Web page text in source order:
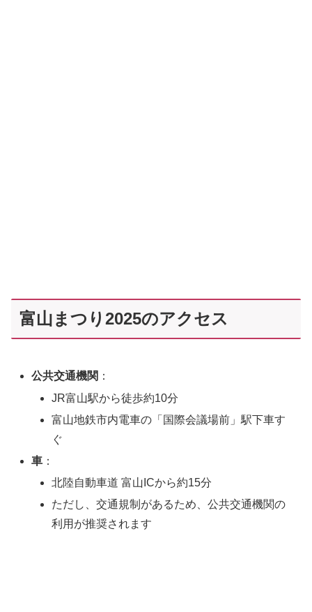
富山まつり2025のアクセス
公共交通機関 ：
JR富山駅から徒歩約10分
富山地鉄市内電車の「国際会議場前」駅下車す
ぐ
車 ：
北陸自動車道 富山ICから約15分
ただし、交通規制があるため、公共交通機関の
利用が推奨されます